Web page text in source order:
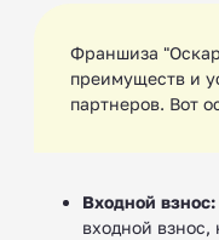
Франшиза
преимуществ и
партнеров. Вот
Входной взнос:
входной взнос,